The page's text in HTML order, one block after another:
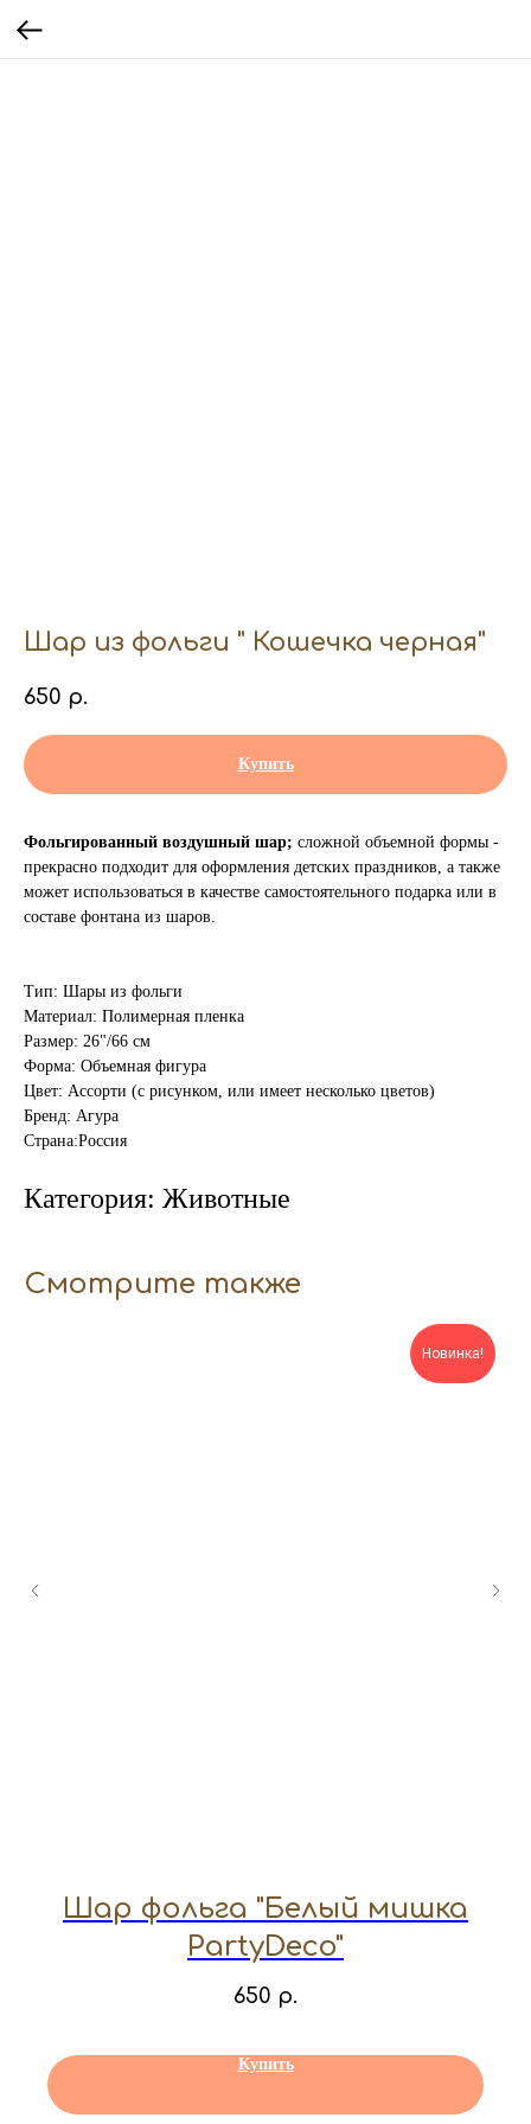
Шар из фольги " Кошечка черная"
650 р.
Купить
Фольгированный воздушный шар; сложной объемной формы -
прекрасно подходит для оформления детских праздников, а также
может использоваться в качестве самостоятельного подарка или в
составе фонтана из шаров.
Тип: Шары из фольги
Материал: Полимерная пленка
Размер: 26"/66 см
Форма: Объемная фигура
Цвет: Ассорти (с рисунком, или имеет несколько цветов)
Бренд: Агура
Страна:Россия
Категория: Животные
Смотрите также
Новинка!
Шар фольга "Белый мишка
PartyDeco"
650 р.
Купить